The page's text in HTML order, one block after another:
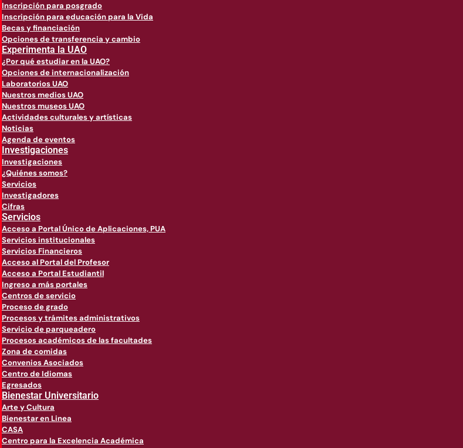
Inscripción para posgrado
Inscripción para educación para la Vida
Becas y financiación
Opciones de transferencia y cambio
Experimenta la UAO
¿Por qué estudiar en la UAO?
Opciones de internacionalización
Laboratorios UAO
Nuestros medios UAO
Nuestros museos UAO
Actividades culturales y artísticas
Noticias
Agenda de eventos
Investigaciones
Investigaciones
¿Quiénes somos?
Servicios
Investigadores
Cifras
Servicios
Acceso a Portal Único de Aplicaciones, PUA
Servicios institucionales
Servicios Financieros
Acceso al Portal del Profesor
Acceso a Portal Estudiantil
Ingreso a más portales
Centros de servicio
Proceso de grado
Procesos y trámites administrativos
Servicio de parqueadero
Procesos académicos de las facultades
Zona de comidas
Convenios Asociados
Centro de Idiomas
Egresados
Bienestar Universitario
Arte y Cultura
Bienestar en Linea
CASA
Centro para la Excelencia Académica